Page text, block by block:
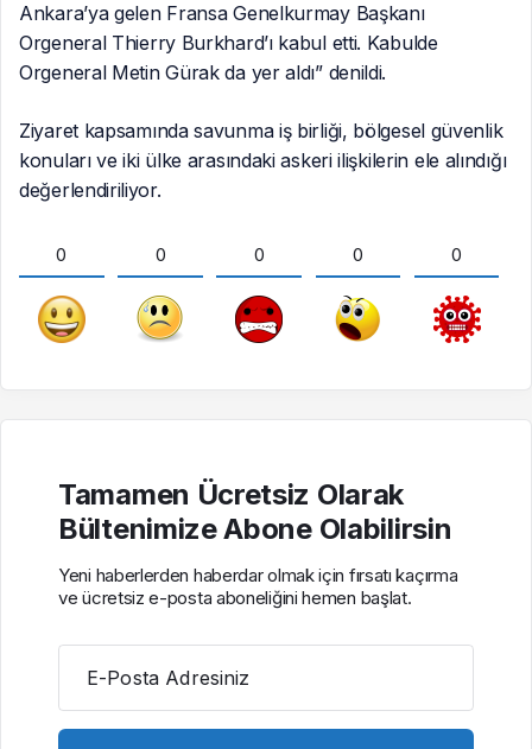
Ankara’ya gelen Fransa Genelkurmay Başkanı
Orgeneral Thierry Burkhard’ı kabul etti. Kabulde
Orgeneral Metin Gürak da yer aldı” denildi.
Ziyaret kapsamında savunma iş birliği, bölgesel güvenlik
konuları ve iki ülke arasındaki askeri ilişkilerin ele alındığı
değerlendiriliyor.
0 0 0 0 0
Tamamen Ücretsiz Olarak
Bültenimize Abone Olabilirsin
Yeni haberlerden haberdar olmak için fırsatı kaçırma
ve ücretsiz e-posta aboneliğini hemen başlat.
E-Posta Adresiniz